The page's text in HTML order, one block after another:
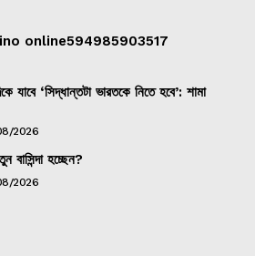
online594985903517
যাবে ‘সিদ্ধান্তটা ভারতকে নিতে হবে’: শামা
2026
বাসিন্দা হচ্ছেন?
2026